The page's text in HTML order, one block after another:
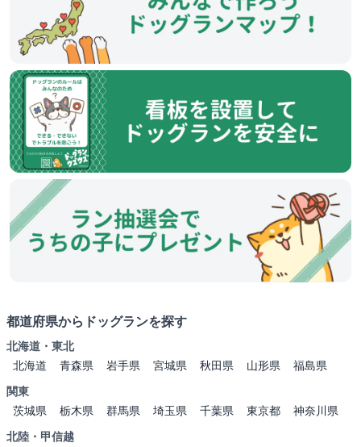
都道府県からドッグランを探す
北海道・東北
北海道
青森県 岩手県 宮城県 秋田県 山形県
福島県
関東
茨城県
栃木県 群馬県 埼玉県 千葉県 東京都
神奈川県
北陸・甲信越